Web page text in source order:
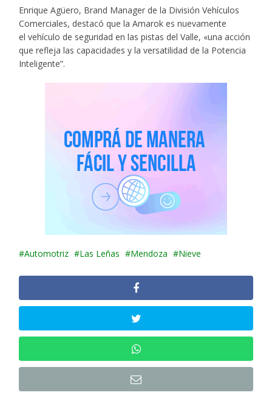
Enrique Agüero, Brand Manager de la División Vehículos
Comerciales, destacó que la Amarok es nuevamente
el vehículo de seguridad en las pistas del Valle, «una acción
que refleja las capacidades y la versatilidad de la Potencia
Inteligente”.
Automotriz Las Leñas Mendoza Nieve